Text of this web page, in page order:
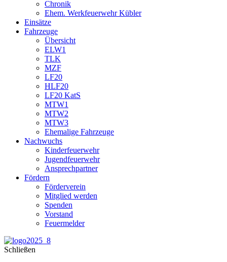
Chronik
Ehem. Werkfeuerwehr Kübler
Einsätze
Fahrzeuge
Übersicht
ELW1
TLK
MZF
LF20
HLF20
LF20 KatS
MTW1
MTW2
MTW3
Ehemalige Fahrzeuge
Nachwuchs
Kinderfeuerwehr
Jugendfeuerwehr
Ansprechpartner
Fördern
Förderverein
Mitglied werden
Spenden
Vorstand
Feuermelder
Schließen